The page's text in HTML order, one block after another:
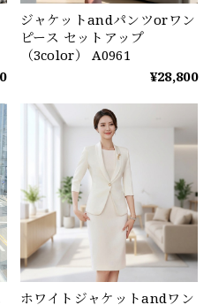
ジャケットandパンツorワン
ピース セットアップ
（3color） A0961
¥28,800
ホワイトジャケットandワン